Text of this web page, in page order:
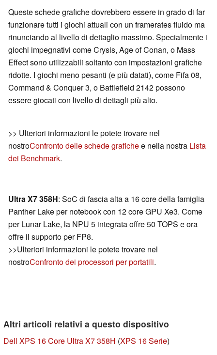
Queste schede grafiche dovrebbero essere in grado di far
funzionare tutti i giochi attuali con un framerates fluido ma
rinunciando al livello di dettaglio massimo. Specialmente i
giochi impegnativi come Crysis, Age of Conan, o Mass
Effect sono utilizzabili soltanto con impostazioni grafiche
ridotte. I giochi meno pesanti (e più datati), come Fifa 08,
Command & Conquer 3, o Battlefield 2142 possono
essere giocati con livello di dettagli più alto.
>> Ulteriori informazioni le potete trovare nel
nostroConfronto delle schede grafichee nella nostra Lista
dei Benchmark.
Ultra X7 358H: SoC di fascia alta a 16 core della famiglia
Panther Lake per notebook con 12 core GPU Xe3. Come
per Lunar Lake, la NPU 5 integrata offre 50 TOPS e ora
offre il supporto per FP8.
>>Ulteriori informazioni le potete trovare nel
nostroConfronto dei processori per portatili.
Altri articoli relativi a questo dispositivo
Dell XPS 16 Core Ultra X7 358H (XPS 16 Serie)